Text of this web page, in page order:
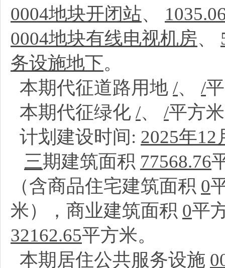
0004地块开闭站、
0004地块有线电视机房、
务设施地下。
本期代征道路用地 /、 /
本期代征绿化 /、 /平方
计划建设时间: 2025年12
三期建筑面积 77568.76
（含商品住宅建筑面积 0
米），商业建筑面积 0平
32162.65平方米。
本期居住公共服务设施